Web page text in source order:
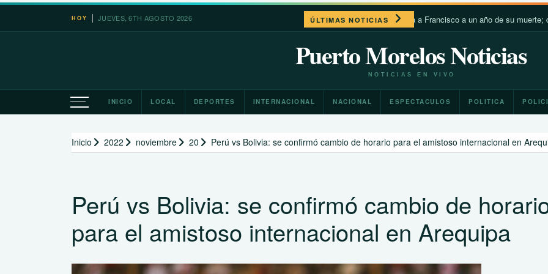
Saltar
HOY JUEVES, 6TH AGOSTO 2026 ÚLTIMAS NOTICIAS
León XIV recuerda a Francisco a un año de su muerte; destaca su
Puerto Morelos Noticias
NOTICIAS EN VIVO
INICIO LOCAL DEPORTES INTERNACIONAL NACIONAL ESPECTACULOS POLITICA
Inicio 2022 noviembre 20 Perú vs Bolivia: se confirmó cambio de horario para el amistoso internacional en
Perú vs Bolivia: se confirmó cambio de
para el amistoso internacional en Arequipa